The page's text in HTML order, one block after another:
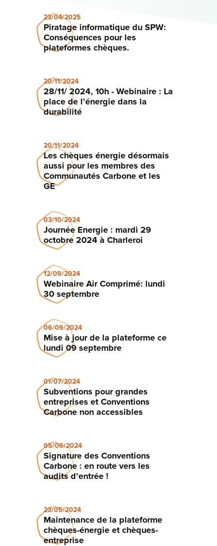
23/04/2025
Piratage informatique du SPW:
Conséquences pour les
plateformes chèques.
20/11/2024
28/11/ 2024, 10h - Webinaire : La
place de l’énergie dans la
durabilité
20/11/2024
Les chèques énergie désormais
aussi pour les membres des
Communautés Carbone et les
GE
03/10/2024
Journée Energie : mardi 29
octobre 2024 à Charleroi
12/09/2024
Webinaire Air Comprimé: lundi
30 septembre
06/09/2024
Mise à jour de la plateforme ce
lundi 09 septembre
01/07/2024
Subventions pour grandes
entreprises et Conventions
Carbone non accessibles
05/06/2024
Signature des Conventions
Carbone : en route vers les
audits d’entrée !
23/05/2024
Maintenance de la plateforme
chèques-énergie et chèques-
entreprise